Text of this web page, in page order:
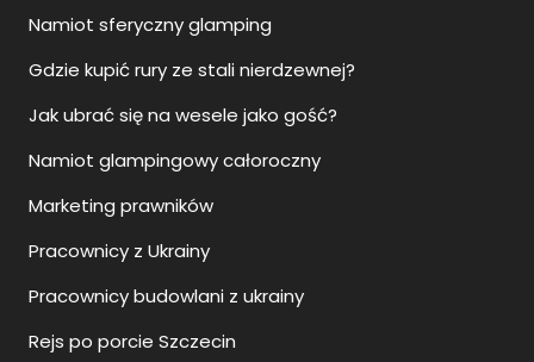
Namiot sferyczny glamping
Gdzie kupić rury ze stali nierdzewnej?
Jak ubrać się na wesele jako gość?
Namiot glampingowy całoroczny
Marketing prawników
Pracownicy z Ukrainy
Pracownicy budowlani z ukrainy
Rejs po porcie Szczecin